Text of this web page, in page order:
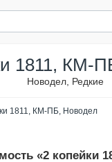
1811, КМ-
Новодел, Редкие
1811, КМ-ПБ, Новодел
«2 копейки